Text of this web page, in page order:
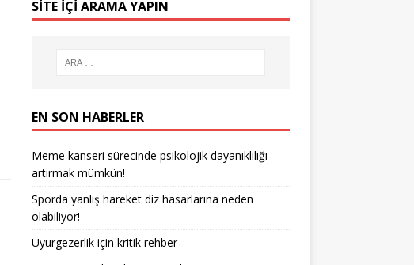
SITE IÇI ARAMA YAPIN
EN SON HABERLER
Meme kanseri sürecinde psikolojik dayanıklılığı
artırmak mümkün!
Sporda yanlış hareket diz hasarlarına neden
olabiliyor!
Uyurgezerlik için kritik rehber